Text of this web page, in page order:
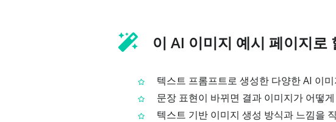
이 AI 이미지 예시 페이지로
텍스트 프롬프트로 생성한 다양한 AI 이
문장 표현이 바뀌면 결과 이미지가 어떻
텍스트 기반 이미지 생성 방식과 느낌을